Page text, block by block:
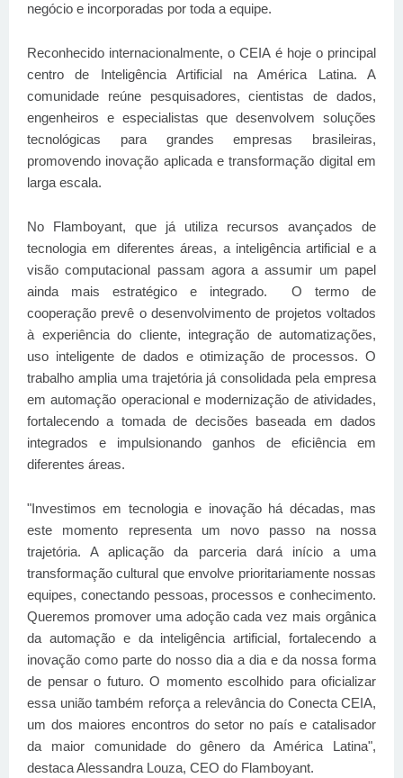
negócio e incorporadas por toda a equipe.
Reconhecido internacionalmente, o CEIA é hoje o principal
centro de Inteligência Artificial na América Latina. A
comunidade reúne pesquisadores, cientistas de dados,
engenheiros e especialistas que desenvolvem soluções
tecnológicas para grandes empresas brasileiras,
promovendo inovação aplicada e transformação digital em
larga escala.
No Flamboyant, que já utiliza recursos avançados de
tecnologia em diferentes áreas, a inteligência artificial e a
visão computacional passam agora a assumir um papel
ainda mais estratégico e integrado.
O termo de
cooperação prevê o desenvolvimento de projetos voltados
à experiência do cliente, integração de automatizações,
uso inteligente de dados e otimização de processos. O
trabalho amplia uma trajetória já consolidada pela empresa
em automação operacional e modernização de atividades,
fortalecendo a tomada de decisões baseada em dados
integrados e impulsionando ganhos de eficiência em
diferentes áreas.
"Investimos em tecnologia e inovação há décadas, mas
este momento representa um novo passo na nossa
trajetória. A aplicação da parceria dará início a uma
transformação cultural que envolve prioritariamente nossas
equipes, conectando pessoas, processos e conhecimento.
Queremos promover uma adoção cada vez mais orgânica
da automação e da inteligência artificial, fortalecendo a
inovação como parte do nosso dia a dia e da nossa forma
de pensar o futuro. O momento escolhido para oficializar
essa união também reforça a relevância do Conecta CEIA,
um dos maiores encontros do setor no país e catalisador
da maior comunidade do gênero da América Latina",
destaca Alessandra Louza, CEO do Flamboyant.